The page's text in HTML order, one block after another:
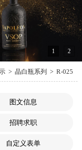
1 2
> 晶白瓶系列 > R-025
图文信息
招聘求职
自定义表单